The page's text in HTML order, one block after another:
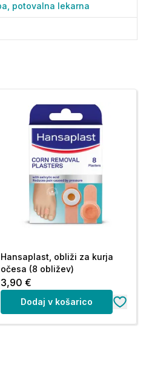
potovalna lekarna
Hansaplast, obliži za kurja
očesa (8 obližev)
3,90 €
Dodaj v košarico